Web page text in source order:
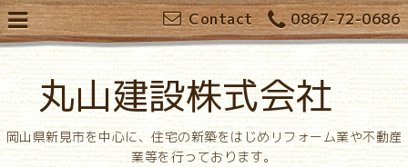
0867-72-0686
Contact
丸山建設株式会社
岡山県新見市を中心に、住宅の新築をはじめリフォーム業や不動産
業等を行っております。